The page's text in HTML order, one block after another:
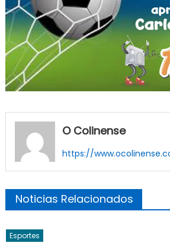
O Colinense
https://
Noticias Relacionados
Esportes